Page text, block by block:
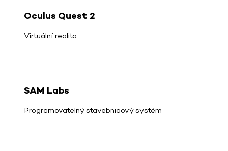
Oculus Quest 2
Virtuální realita
SAM Labs
Programovatelný stavebnicový systém